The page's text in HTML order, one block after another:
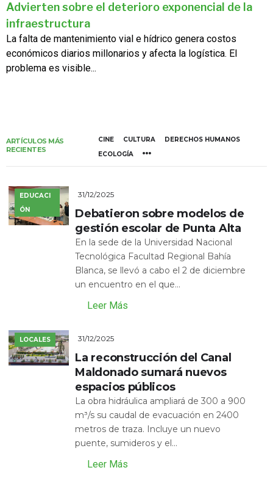
Advierten sobre el deterioro exponencial de la
infraestructura
La falta de mantenimiento vial e hídrico genera costos
económicos diarios millonarios y afecta la logística. El
problema es visible...
ARTÍCULOS MÁS
RECIENTES
CINE CULTURA
DERECHOS HUMANOS
ECOLOGÍA
EDUCACI
ÓN
31/12/2025
Debatieron sobre modelos de
gestión escolar de Punta Alta
En la sede de la Universidad Nacional
Tecnológica Facultad Regional Bahía
Blanca, se llevó a cabo el 2 de diciembre
un encuentro en el que...
Leer Más
LOCALES 31/12/2025
La reconstrucción del Canal
Maldonado sumará nuevos
espacios públicos
La obra hidráulica ampliará de 300 a 900
m³/s su caudal de evacuación en 2400
metros de traza. Incluye un nuevo
puente, sumideros y el...
Leer Más